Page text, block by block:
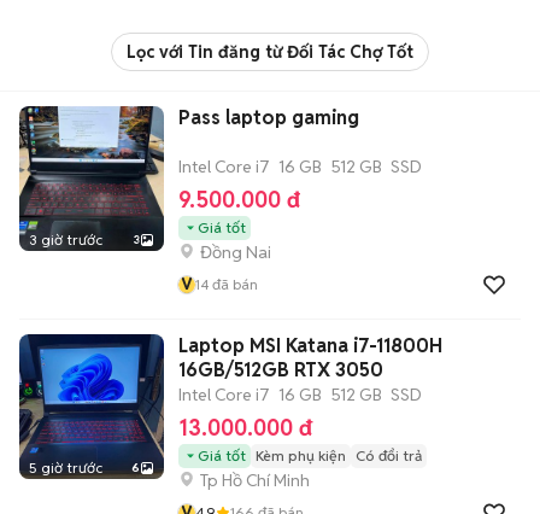
Lọc với Tin đăng từ Đối Tác Chợ Tốt
3 giờ trước 3
Pass laptop gaming
Intel Core i7 16 GB 512 GB SSD
9.500.000 đ
Giá tốt
Đồng Nai
V14 đã bán
5 giờ trước 6
Laptop MSI Katana i7-11800H
16GB/512GB RTX 3050
Intel Core i7 16 GB 512 GB SSD
13.000.000 đ
Giá tốt Kèm phụ kiện Có đổi trả
Tp Hồ Chí Minh